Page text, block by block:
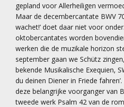
gepland voor Allerheiligen
Maar de decembercantate BWV
wachet!’ doet daar niet voor
oktobercantates worden
werken die de muzikale horizon
september gaan we Schütz
bekende Musikalische Exequien,
du deinen Diener in Friede
deze belangrijke voorganger van
tweede werk Psalm 42 van de